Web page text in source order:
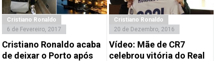
Cristiano Ronaldo
6 de Fevereiro, 2017
Cristiano Ronaldo acaba
de deixar o Porto após
Cristiano Ronaldo
20 de Dezembro, 2016
Vídeo: Mãe de CR7
celebrou vitória do Real